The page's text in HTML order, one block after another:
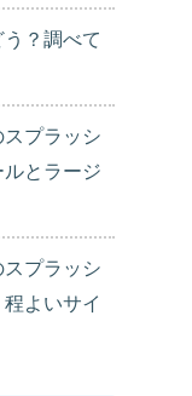
？調べて
スプラッシ
とラージ
スプラッシ
よいサイ